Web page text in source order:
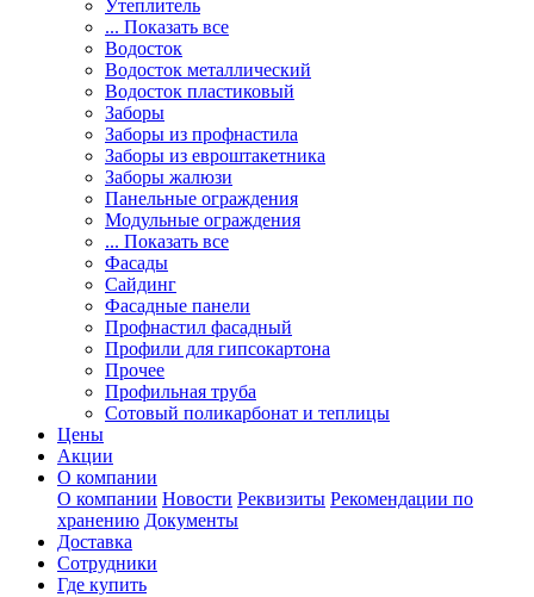
Утеплитель
... Показать все
Водосток
Водосток металлический
Водосток пластиковый
Заборы
Заборы из профнастила
Заборы из евроштакетника
Заборы жалюзи
Панельные ограждения
Модульные ограждения
... Показать все
Фасады
Сайдинг
Фасадные панели
Профнастил фасадный
Профили для гипсокартона
Прочее
Профильная труба
Сотовый поликарбонат и теплицы
Цены
Акции
О компании
О компании Новости Реквизиты Рекомендации по
хранению Документы
Доставка
Сотрудники
Где купить